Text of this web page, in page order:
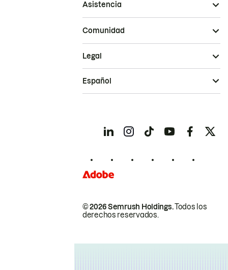
Asistencia
Comunidad
© 2026 Semrush Holdings.Todos los
derechos reservados.
Legal
Español